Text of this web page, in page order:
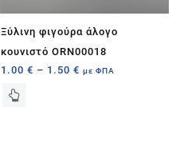
Ξύλινη φιγούρα άλογο
κουνιστό ORN00018
1.00€ – 1.50€ με ΦΠΑ